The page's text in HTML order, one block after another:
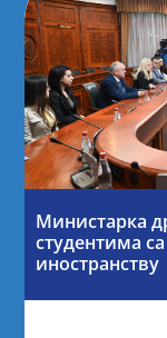
Министарка
студентима
иностранству